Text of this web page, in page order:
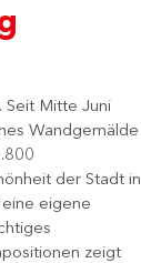
Seit Mitte Juni
Wandgemälde
der Stadt in
eigene
zeigt